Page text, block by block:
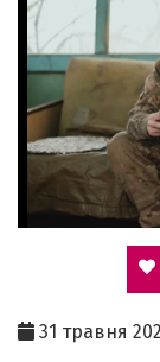
31 травня